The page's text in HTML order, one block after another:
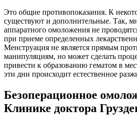
Это общие противопоказания. К
существуют и дополнительные. Так,
аппаратного омоложения не
при приеме определенных
Менструация не является прямым
манипуляциям, но может сделать
привести к образованию гематом в
эти дни происходит естественное
Безоперационное
Клинике доктора